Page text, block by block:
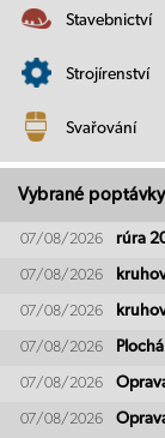
Stavebnictví
Strojírenství
Svařování
Vybrané
07/08/2026 rúra
07/08/2026
07/08/2026
07/08/2026
07/08/2026
07/08/2026